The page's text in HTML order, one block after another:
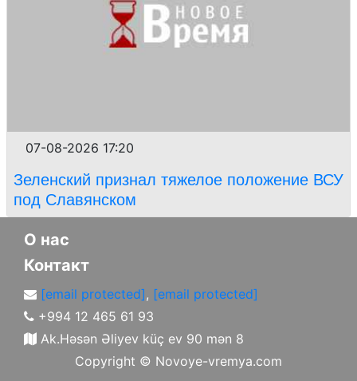
07-08-2026 17:20
Зеленский признал тяжелое положение ВСУ
под Славянском
О нас
Контакт
[email protected], [email protected]
+994 12 465 61 93
Ak.Həsən Əliyev küç ev 90 mən 8
Copyright © Novoye-vremya.com